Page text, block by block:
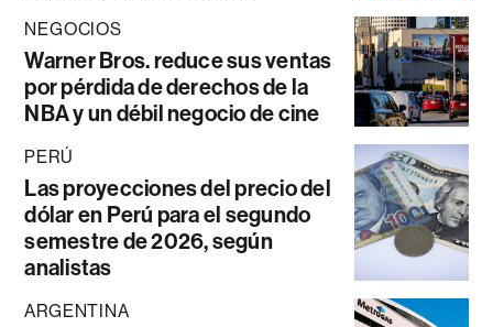
NEGOCIOS
Warner Bros. reduce sus ventas
por pérdida de derechos de la
NBA y un débil negocio de cine
PERÚ
Las proyecciones del precio del
dólar en Perú para el segundo
semestre de 2026, según
analistas
ARGENTINA